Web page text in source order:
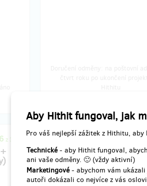
Aby Hithit fungoval, jak
Pro váš nejlepší zážitek z Hithitu,
Technické- aby Hithit fungoval,
ani vaše odměny. 🙂 (vždy aktivní)
Marketingové- abychom vám
autoři dokázali co nejvíce z vás
z 300
EINSTEIN +
myšákův časopis (2